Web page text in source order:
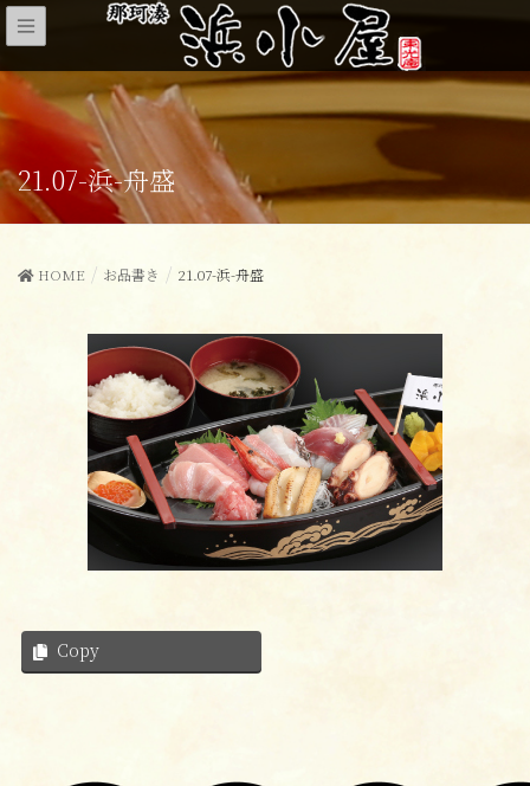
21.07-浜-舟盛
HOME お品書き 21.07-浜-舟盛
Copy